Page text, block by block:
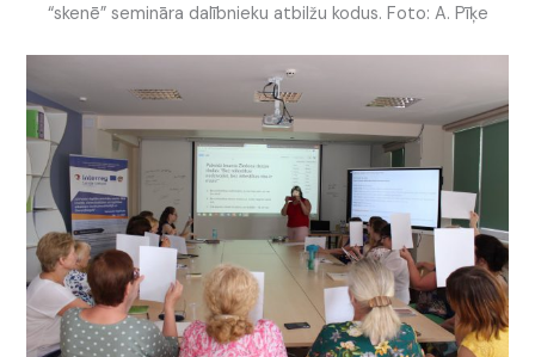
“skenē” semināra dalībnieku atbilžu kodus. Foto: A. Pīķe